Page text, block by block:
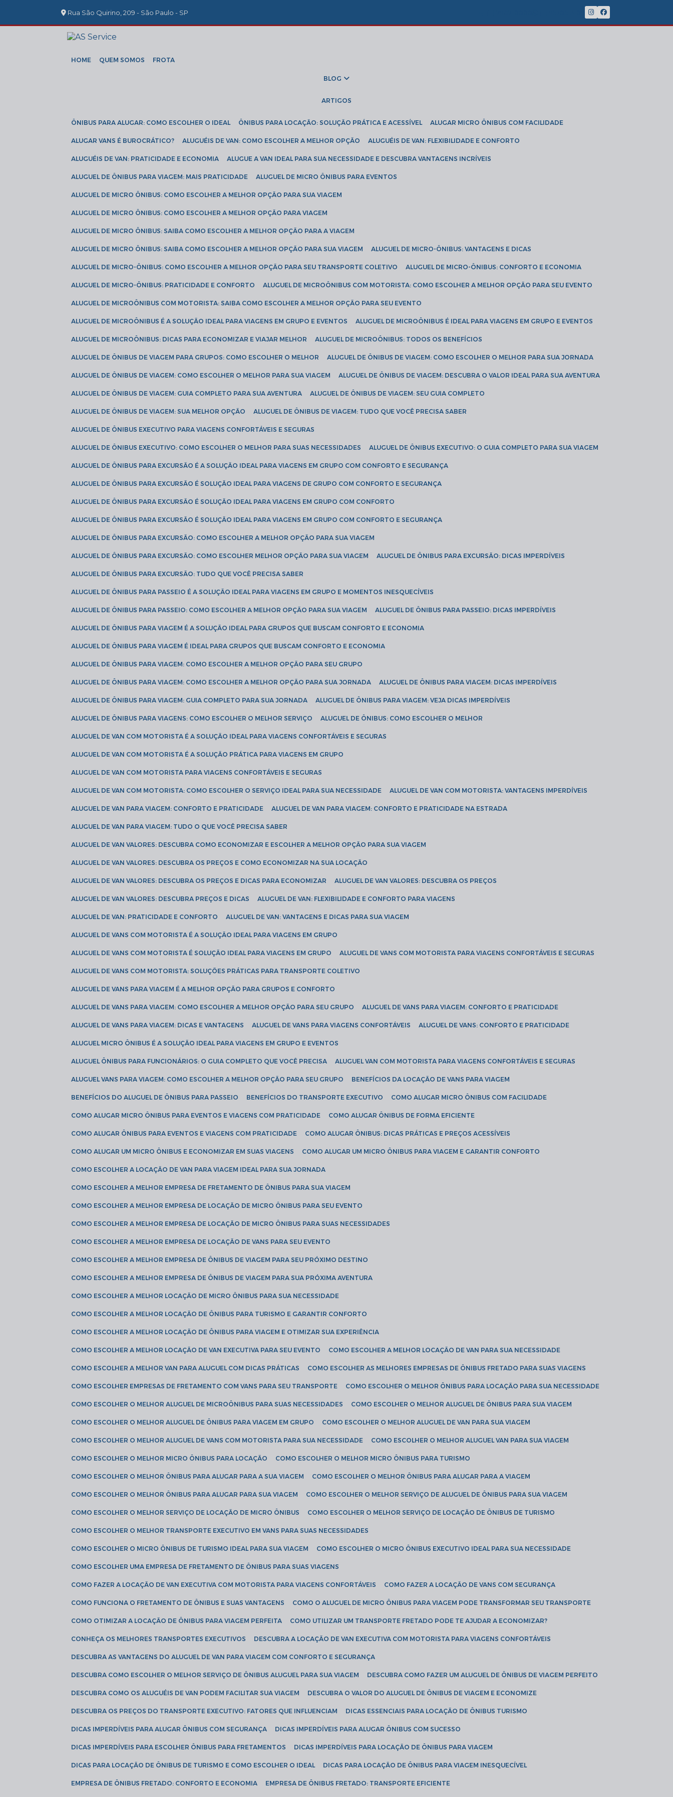
Rua São Quirino, 209 - São Paulo - SP
HOME QUEM SOMOS FROTA
BLOG
ARTIGOS
ÔNIBUS PARA ALUGAR: COMO ESCOLHER O IDEAL ÔNIBUS PARA LOCAÇÃO: SOLUÇÃO PRÁTICA E ACESSÍVEL ALUGAR MICRO ÔNIBUS COM FACILIDADE
ALUGAR VANS É BUROCRÁTICO? ALUGUÉIS DE VAN: COMO ESCOLHER A MELHOR OPÇÃO ALUGUÉIS DE VAN: FLEXIBILIDADE E CONFORTO
ALUGUÉIS DE VAN: PRATICIDADE E ECONOMIA ALUGUE A VAN IDEAL PARA SUA NECESSIDADE E DESCUBRA VANTAGENS INCRÍVEIS
ALUGUEL DE ÔNIBUS PARA VIAGEM: MAIS PRATICIDADE ALUGUEL DE MICRO ÔNIBUS PARA EVENTOS
ALUGUEL DE MICRO ÔNIBUS: COMO ESCOLHER A MELHOR OPÇÃO PARA SUA VIAGEM
ALUGUEL DE MICRO ÔNIBUS: COMO ESCOLHER A MELHOR OPÇÃO PARA VIAGEM
ALUGUEL DE MICRO ÔNIBUS: SAIBA COMO ESCOLHER A MELHOR OPÇÃO PARA A VIAGEM
ALUGUEL DE MICRO ÔNIBUS: SAIBA COMO ESCOLHER A MELHOR OPÇÃO PARA SUA VIAGEM ALUGUEL DE MICRO-ÔNIBUS: VANTAGENS E DICAS
ALUGUEL DE MICRO-ÔNIBUS: COMO ESCOLHER A MELHOR OPÇÃO PARA SEU TRANSPORTE COLETIVO ALUGUEL DE MICRO-ÔNIBUS: CONFORTO E ECONOMIA
ALUGUEL DE MICRO-ÔNIBUS: PRATICIDADE E CONFORTO ALUGUEL DE MICROÔNIBUS COM MOTORISTA: COMO ESCOLHER A MELHOR OPÇÃO PARA SEU EVENTO
ALUGUEL DE MICROÔNIBUS COM MOTORISTA: SAIBA COMO ESCOLHER A MELHOR OPÇÃO PARA SEU EVENTO
ALUGUEL DE MICROÔNIBUS É A SOLUÇÃO IDEAL PARA VIAGENS EM GRUPO E EVENTOS ALUGUEL DE MICROÔNIBUS É IDEAL PARA VIAGENS EM GRUPO E EVENTOS
ALUGUEL DE MICROÔNIBUS: DICAS PARA ECONOMIZAR E VIAJAR MELHOR ALUGUEL DE MICROÔNIBUS: TODOS OS BENEFÍCIOS
ALUGUEL DE ÔNIBUS DE VIAGEM PARA GRUPOS: COMO ESCOLHER O MELHOR ALUGUEL DE ÔNIBUS DE VIAGEM: COMO ESCOLHER O MELHOR PARA SUA JORNADA
ALUGUEL DE ÔNIBUS DE VIAGEM: COMO ESCOLHER O MELHOR PARA SUA VIAGEM ALUGUEL DE ÔNIBUS DE VIAGEM: DESCUBRA O VALOR IDEAL PARA SUA AVENTURA
ALUGUEL DE ÔNIBUS DE VIAGEM: GUIA COMPLETO PARA SUA AVENTURA ALUGUEL DE ÔNIBUS DE VIAGEM: SEU GUIA COMPLETO
ALUGUEL DE ÔNIBUS DE VIAGEM: SUA MELHOR OPÇÃO ALUGUEL DE ÔNIBUS DE VIAGEM: TUDO QUE VOCÊ PRECISA SABER
ALUGUEL DE ÔNIBUS EXECUTIVO PARA VIAGENS CONFORTÁVEIS E SEGURAS
ALUGUEL DE ÔNIBUS EXECUTIVO: COMO ESCOLHER O MELHOR PARA SUAS NECESSIDADES ALUGUEL DE ÔNIBUS EXECUTIVO: O GUIA COMPLETO PARA SUA VIAGEM
ALUGUEL DE ÔNIBUS PARA EXCURSÃO É A SOLUÇÃO IDEAL PARA VIAGENS EM GRUPO COM CONFORTO E SEGURANÇA
ALUGUEL DE ÔNIBUS PARA EXCURSÃO É SOLUÇÃO IDEAL PARA VIAGENS DE GRUPO COM CONFORTO E SEGURANÇA
ALUGUEL DE ÔNIBUS PARA EXCURSÃO É SOLUÇÃO IDEAL PARA VIAGENS EM GRUPO COM CONFORTO
ALUGUEL DE ÔNIBUS PARA EXCURSÃO É SOLUÇÃO IDEAL PARA VIAGENS EM GRUPO COM CONFORTO E SEGURANÇA
ALUGUEL DE ÔNIBUS PARA EXCURSÃO: COMO ESCOLHER A MELHOR OPÇÃO PARA SUA VIAGEM
ALUGUEL DE ÔNIBUS PARA EXCURSÃO: COMO ESCOLHER MELHOR OPÇÃO PARA SUA VIAGEM ALUGUEL DE ÔNIBUS PARA EXCURSÃO: DICAS IMPERDÍVEIS
ALUGUEL DE ÔNIBUS PARA EXCURSÃO: TUDO QUE VOCÊ PRECISA SABER
ALUGUEL DE ÔNIBUS PARA PASSEIO É A SOLUÇÃO IDEAL PARA VIAGENS EM GRUPO E MOMENTOS INESQUECÍVEIS
ALUGUEL DE ÔNIBUS PARA PASSEIO: COMO ESCOLHER A MELHOR OPÇÃO PARA SUA VIAGEM ALUGUEL DE ÔNIBUS PARA PASSEIO: DICAS IMPERDÍVEIS
ALUGUEL DE ÔNIBUS PARA VIAGEM É A SOLUÇÃO IDEAL PARA GRUPOS QUE BUSCAM CONFORTO E ECONOMIA
ALUGUEL DE ÔNIBUS PARA VIAGEM É IDEAL PARA GRUPOS QUE BUSCAM CONFORTO E ECONOMIA
ALUGUEL DE ÔNIBUS PARA VIAGEM: COMO ESCOLHER A MELHOR OPÇÃO PARA SEU GRUPO
ALUGUEL DE ÔNIBUS PARA VIAGEM: COMO ESCOLHER A MELHOR OPÇÃO PARA SUA JORNADA ALUGUEL DE ÔNIBUS PARA VIAGEM: DICAS IMPERDÍVEIS
ALUGUEL DE ÔNIBUS PARA VIAGEM: GUIA COMPLETO PARA SUA JORNADA ALUGUEL DE ÔNIBUS PARA VIAGEM: VEJA DICAS IMPERDÍVEIS
ALUGUEL DE ÔNIBUS PARA VIAGENS: COMO ESCOLHER O MELHOR SERVIÇO ALUGUEL DE ÔNIBUS: COMO ESCOLHER O MELHOR
ALUGUEL DE VAN COM MOTORISTA É A SOLUÇÃO IDEAL PARA VIAGENS CONFORTÁVEIS E SEGURAS
ALUGUEL DE VAN COM MOTORISTA É A SOLUÇÃO PRÁTICA PARA VIAGENS EM GRUPO
ALUGUEL DE VAN COM MOTORISTA PARA VIAGENS CONFORTÁVEIS E SEGURAS
ALUGUEL DE VAN COM MOTORISTA: COMO ESCOLHER O SERVIÇO IDEAL PARA SUA NECESSIDADE ALUGUEL DE VAN COM MOTORISTA: VANTAGENS IMPERDÍVEIS
ALUGUEL DE VAN PARA VIAGEM: CONFORTO E PRATICIDADE ALUGUEL DE VAN PARA VIAGEM: CONFORTO E PRATICIDADE NA ESTRADA
ALUGUEL DE VAN PARA VIAGEM: TUDO O QUE VOCÊ PRECISA SABER
ALUGUEL DE VAN VALORES: DESCUBRA COMO ECONOMIZAR E ESCOLHER A MELHOR OPÇÃO PARA SUA VIAGEM
ALUGUEL DE VAN VALORES: DESCUBRA OS PREÇOS E COMO ECONOMIZAR NA SUA LOCAÇÃO
ALUGUEL DE VAN VALORES: DESCUBRA OS PREÇOS E DICAS PARA ECONOMIZAR ALUGUEL DE VAN VALORES: DESCUBRA OS PREÇOS
ALUGUEL DE VAN VALORES: DESCUBRA PREÇOS E DICAS ALUGUEL DE VAN: FLEXIBILIDADE E CONFORTO PARA VIAGENS
ALUGUEL DE VAN: PRATICIDADE E CONFORTO ALUGUEL DE VAN: VANTAGENS E DICAS PARA SUA VIAGEM
ALUGUEL DE VANS COM MOTORISTA É A SOLUÇÃO IDEAL PARA VIAGENS EM GRUPO
ALUGUEL DE VANS COM MOTORISTA É SOLUÇÃO IDEAL PARA VIAGENS EM GRUPO ALUGUEL DE VANS COM MOTORISTA PARA VIAGENS CONFORTÁVEIS E SEGURAS
ALUGUEL DE VANS COM MOTORISTA: SOLUÇÕES PRÁTICAS PARA TRANSPORTE COLETIVO
ALUGUEL DE VANS PARA VIAGEM É A MELHOR OPÇÃO PARA GRUPOS E CONFORTO
ALUGUEL DE VANS PARA VIAGEM: COMO ESCOLHER A MELHOR OPÇÃO PARA SEU GRUPO ALUGUEL DE VANS PARA VIAGEM: CONFORTO E PRATICIDADE
ALUGUEL DE VANS PARA VIAGEM: DICAS E VANTAGENS ALUGUEL DE VANS PARA VIAGENS CONFORTÁVEIS ALUGUEL DE VANS: CONFORTO E PRATICIDADE
ALUGUEL MICRO ÔNIBUS É A SOLUÇÃO IDEAL PARA VIAGENS EM GRUPO E EVENTOS
ALUGUEL ÔNIBUS PARA FUNCIONÁRIOS: O GUIA COMPLETO QUE VOCÊ PRECISA ALUGUEL VAN COM MOTORISTA PARA VIAGENS CONFORTÁVEIS E SEGURAS
ALUGUEL VANS PARA VIAGEM: COMO ESCOLHER A MELHOR OPÇÃO PARA SEU GRUPO BENEFÍCIOS DA LOCAÇÃO DE VANS PARA VIAGEM
BENEFÍCIOS DO ALUGUEL DE ÔNIBUS PARA PASSEIO BENEFÍCIOS DO TRANSPORTE EXECUTIVO COMO ALUGAR MICRO ÔNIBUS COM FACILIDADE
COMO ALUGAR MICRO ÔNIBUS PARA EVENTOS E VIAGENS COM PRATICIDADE COMO ALUGAR ÔNIBUS DE FORMA EFICIENTE
COMO ALUGAR ÔNIBUS PARA EVENTOS E VIAGENS COM PRATICIDADE COMO ALUGAR ÔNIBUS: DICAS PRÁTICAS E PREÇOS ACESSÍVEIS
COMO ALUGAR UM MICRO ÔNIBUS E ECONOMIZAR EM SUAS VIAGENS COMO ALUGAR UM MICRO ÔNIBUS PARA VIAGEM E GARANTIR CONFORTO
COMO ESCOLHER A LOCAÇÃO DE VAN PARA VIAGEM IDEAL PARA SUA JORNADA
COMO ESCOLHER A MELHOR EMPRESA DE FRETAMENTO DE ÔNIBUS PARA SUA VIAGEM
COMO ESCOLHER A MELHOR EMPRESA DE LOCAÇÃO DE MICRO ÔNIBUS PARA SEU EVENTO
COMO ESCOLHER A MELHOR EMPRESA DE LOCAÇÃO DE MICRO ÔNIBUS PARA SUAS NECESSIDADES
COMO ESCOLHER A MELHOR EMPRESA DE LOCAÇÃO DE VANS PARA SEU EVENTO
COMO ESCOLHER A MELHOR EMPRESA DE ÔNIBUS DE VIAGEM PARA SEU PRÓXIMO DESTINO
COMO ESCOLHER A MELHOR EMPRESA DE ÔNIBUS DE VIAGEM PARA SUA PRÓXIMA AVENTURA
COMO ESCOLHER A MELHOR LOCAÇÃO DE MICRO ÔNIBUS PARA SUA NECESSIDADE
COMO ESCOLHER A MELHOR LOCAÇÃO DE ÔNIBUS PARA TURISMO E GARANTIR CONFORTO
COMO ESCOLHER A MELHOR LOCAÇÃO DE ÔNIBUS PARA VIAGEM E OTIMIZAR SUA EXPERIÊNCIA
COMO ESCOLHER A MELHOR LOCAÇÃO DE VAN EXECUTIVA PARA SEU EVENTO COMO ESCOLHER A MELHOR LOCAÇÃO DE VAN PARA SUA NECESSIDADE
COMO ESCOLHER A MELHOR VAN PARA ALUGUEL COM DICAS PRÁTICAS COMO ESCOLHER AS MELHORES EMPRESAS DE ÔNIBUS FRETADO PARA SUAS VIAGENS
COMO ESCOLHER EMPRESAS DE FRETAMENTO COM VANS PARA SEU TRANSPORTE COMO ESCOLHER O MELHOR ÔNIBUS PARA LOCAÇÃO PARA SUA NECESSIDADE
COMO ESCOLHER O MELHOR ALUGUEL DE MICROÔNIBUS PARA SUAS NECESSIDADES COMO ESCOLHER O MELHOR ALUGUEL DE ÔNIBUS PARA SUA VIAGEM
COMO ESCOLHER O MELHOR ALUGUEL DE ÔNIBUS PARA VIAGEM EM GRUPO COMO ESCOLHER O MELHOR ALUGUEL DE VAN PARA SUA VIAGEM
COMO ESCOLHER O MELHOR ALUGUEL DE VANS COM MOTORISTA PARA SUA NECESSIDADE COMO ESCOLHER O MELHOR ALUGUEL VAN PARA SUA VIAGEM
COMO ESCOLHER O MELHOR MICRO ÔNIBUS PARA LOCAÇÃO COMO ESCOLHER O MELHOR MICRO ÔNIBUS PARA TURISMO
COMO ESCOLHER O MELHOR ÔNIBUS PARA ALUGAR PARA A SUA VIAGEM COMO ESCOLHER O MELHOR ÔNIBUS PARA ALUGAR PARA A VIAGEM
COMO ESCOLHER O MELHOR ÔNIBUS PARA ALUGAR PARA SUA VIAGEM COMO ESCOLHER O MELHOR SERVIÇO DE ALUGUEL DE ÔNIBUS PARA SUA VIAGEM
COMO ESCOLHER O MELHOR SERVIÇO DE LOCAÇÃO DE MICRO ÔNIBUS COMO ESCOLHER O MELHOR SERVIÇO DE LOCAÇÃO DE ÔNIBUS DE TURISMO
COMO ESCOLHER O MELHOR TRANSPORTE EXECUTIVO EM VANS PARA SUAS NECESSIDADES
COMO ESCOLHER O MICRO ÔNIBUS DE TURISMO IDEAL PARA SUA VIAGEM COMO ESCOLHER O MICRO ÔNIBUS EXECUTIVO IDEAL PARA SUA NECESSIDADE
COMO ESCOLHER UMA EMPRESA DE FRETAMENTO DE ÔNIBUS PARA SUAS VIAGENS
COMO FAZER A LOCAÇÃO DE VAN EXECUTIVA COM MOTORISTA PARA VIAGENS CONFORTÁVEIS COMO FAZER A LOCAÇÃO DE VANS COM SEGURANÇA
COMO FUNCIONA O FRETAMENTO DE ÔNIBUS E SUAS VANTAGENS COMO O ALUGUEL DE MICRO ÔNIBUS PARA VIAGEM PODE TRANSFORMAR SEU TRANSPORTE
COMO OTIMIZAR A LOCAÇÃO DE ÔNIBUS PARA VIAGEM PERFEITA COMO UTILIZAR UM TRANSPORTE FRETADO PODE TE AJUDAR A ECONOMIZAR?
CONHEÇA OS MELHORES TRANSPORTES EXECUTIVOS DESCUBRA A LOCAÇÃO DE VAN EXECUTIVA COM MOTORISTA PARA VIAGENS CONFORTÁVEIS
DESCUBRA AS VANTAGENS DO ALUGUEL DE VAN PARA VIAGEM COM CONFORTO E SEGURANÇA
DESCUBRA COMO ESCOLHER O MELHOR SERVIÇO DE ÔNIBUS ALUGUEL PARA SUA VIAGEM DESCUBRA COMO FAZER UM ALUGUEL DE ÔNIBUS DE VIAGEM PERFEITO
DESCUBRA COMO OS ALUGUÉIS DE VAN PODEM FACILITAR SUA VIAGEM DESCUBRA O VALOR DO ALUGUEL DE ÔNIBUS DE VIAGEM E ECONOMIZE
DESCUBRA OS PREÇOS DO TRANSPORTE EXECUTIVO: FATORES QUE INFLUENCIAM DICAS ESSENCIAIS PARA LOCAÇÃO DE ÔNIBUS TURISMO
DICAS IMPERDÍVEIS PARA ALUGAR ÔNIBUS COM SEGURANÇA DICAS IMPERDÍVEIS PARA ALUGAR ÔNIBUS COM SUCESSO
DICAS IMPERDÍVEIS PARA ESCOLHER ÔNIBUS PARA FRETAMENTOS DICAS IMPERDÍVEIS PARA LOCAÇÃO DE ÔNIBUS PARA VIAGEM
DICAS PARA LOCAÇÃO DE ÔNIBUS DE TURISMO E COMO ESCOLHER O IDEAL DICAS PARA LOCAÇÃO DE ÔNIBUS PARA VIAGEM INESQUECÍVEL
EMPRESA DE ÔNIBUS FRETADO: CONFORTO E ECONOMIA EMPRESA DE ÔNIBUS FRETADO: TRANSPORTE EFICIENTE